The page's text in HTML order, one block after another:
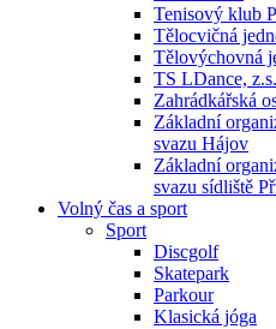
Tenisový klub
Tělocvičná
Tělovýchovná
TS LDance, z.s.
Zahrádkářská
Základní
svazu Hájov
Základní
svazu sídliště
Volný čas a sport
Sport
Discgolf
Skatepark
Parkour
Klasická jóga